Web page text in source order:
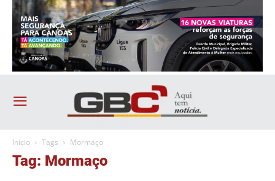
Início Tags Mormaço
Tag: Mormaço